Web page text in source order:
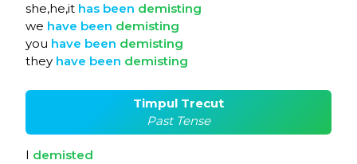
she,he,it has been demisting
we have been demisting
you have been demisting
they have been demisting
Timpul Trecut
Past Tense
I demisted